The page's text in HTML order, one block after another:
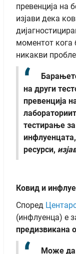
превенција на
изјави дека
моментот кога
никакви
на други
превенција
тестирање
ресурси,
Ковид и
Според
(инфлуенца) е
предизвикана
Може да